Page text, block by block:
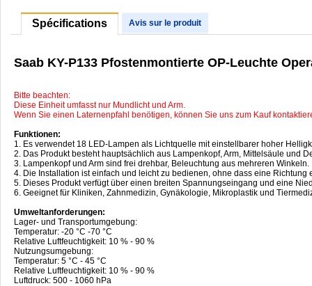
Spécifications Avis sur le produit
Saab KY-P133 Pfostenmontierte OP-Leuchte
Bitte beachten:
Diese Einheit umfasst nur Mundlicht und Arm.
Wenn Sie einen Laternenpfahl benötigen, können Sie uns zum Kauf
Funktionen:
1. Es verwendet 18 LED-Lampen als Lichtquelle mit einstellbarer hoher
2. Das Produkt besteht hauptsächlich aus Lampenkopf, Arm, Mittelsäule und
3. Lampenkopf und Arm sind frei drehbar, Beleuchtung aus mehreren Winkeln.
4. Die Installation ist einfach und leicht zu bedienen, ohne dass eine Richtung
5. Dieses Produkt verfügt über einen breiten Spannungseingang und eine
6. Geeignet für Kliniken, Zahnmedizin, Gynäkologie, Mikroplastik und
Umweltanforderungen:
Lager- und Transportumgebung:
Temperatur: -20 °C -70 °C
Relative Luftfeuchtigkeit: 10 % - 90 %
Nutzungsumgebung:
Temperatur: 5 °C - 45 °C
Relative Luftfeuchtigkeit: 10 % - 90 %
Luftdruck: 500 - 1060 hPa